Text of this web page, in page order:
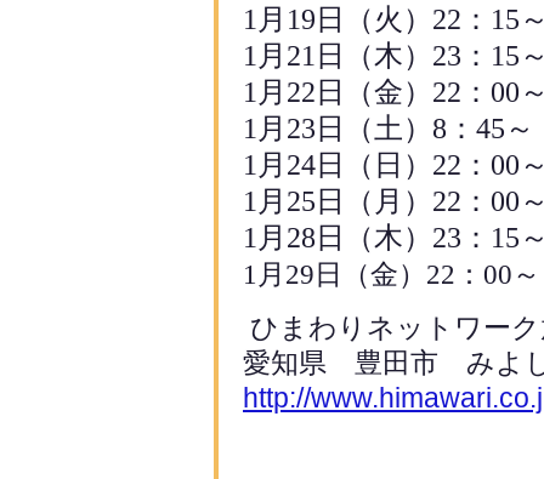
1 月 19 日（火）22：15
1 月21日（木）23：15
1 月 22 日（金）22：00
1 月 23 日（土）8：45～
1 月 24日（日）22： 00
1 月 25 日（月）22：00
1 月 28 日（木）23：15
1 月 29 日（金） 22 ：00 ～
ひまわりネットワー
愛知県 豊田市 みよ
http://